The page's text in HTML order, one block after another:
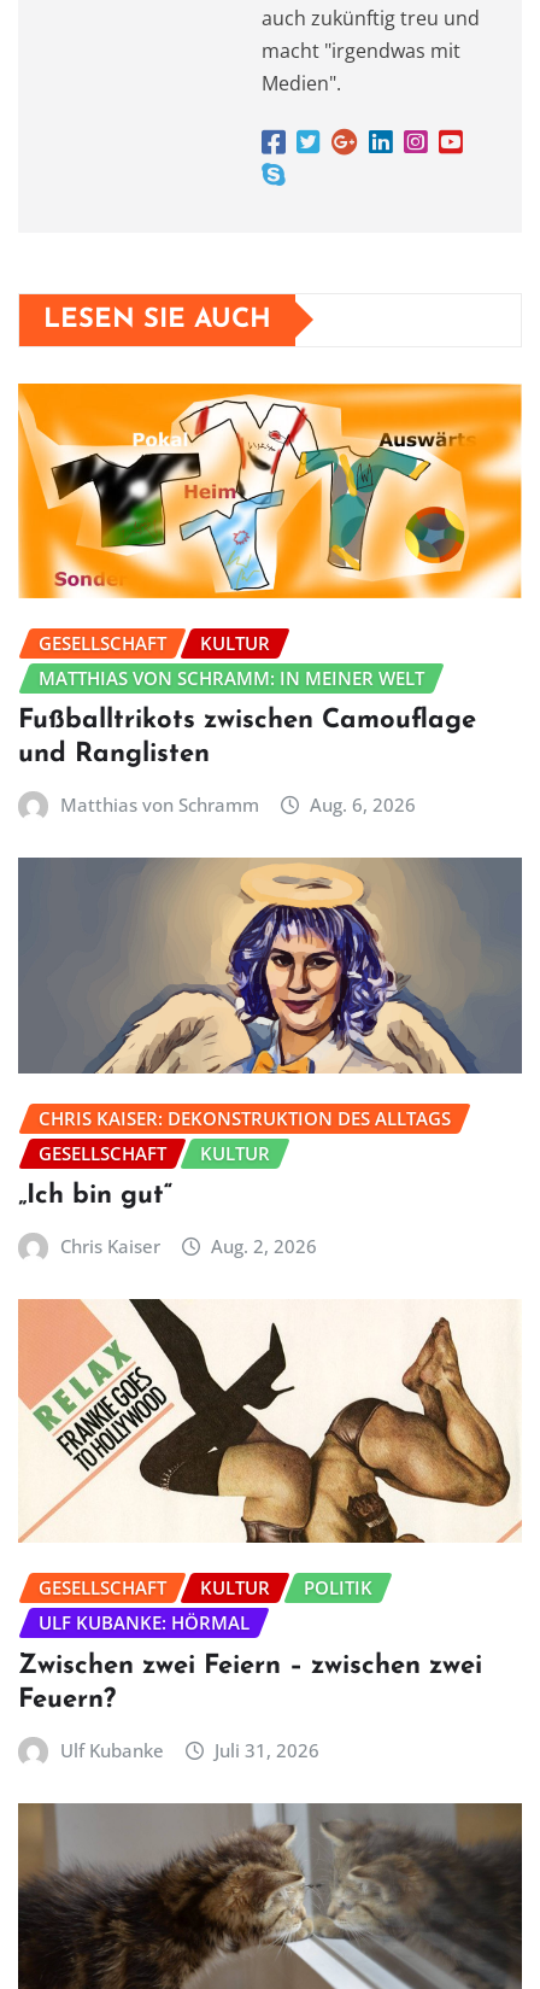
auch zukünftig treu und
macht "irgendwas mit
Medien".
LESEN SIE AUCH
GESELLSCHAFT
KULTUR
MATTHIAS VON SCHRAMM: IN MEINER WELT
Fußballtrikots zwischen Camouflage
und Ranglisten
Matthias von Schramm Aug. 6, 2026
CHRIS KAISER: DEKONSTRUKTION DES ALLTAGS
GESELLSCHAFT
KULTUR
„Ich bin gut“
Chris Kaiser Aug. 2, 2026
GESELLSCHAFT KULTUR
POLITIK
ULF KUBANKE: HÖRMAL
Zwischen zwei Feiern – zwischen zwei
Feuern?
Ulf Kubanke Juli 31, 2026